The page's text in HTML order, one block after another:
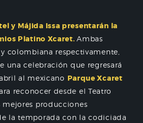
y Májida Issa presentarán la
Platino Xcaret.Ambas
colombiana respectivamente,
una celebración que regresará
al mexicano Parque Xcaret
reconocer desde el Teatro
mejores producciones
la temporada con la codiciada